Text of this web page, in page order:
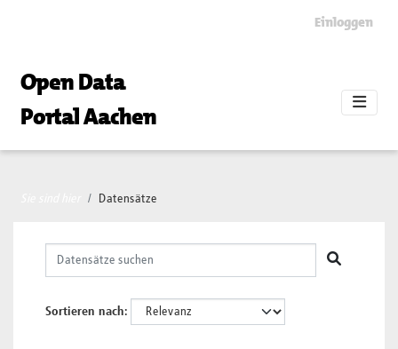
Einloggen
Open Data
Portal Aachen
Datensätze
Sortieren nach